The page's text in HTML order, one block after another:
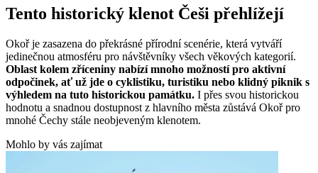
Tento historický klenot Češi přehlížejí
Okoř je zasazena do překrásné přírodní scenérie, která vytváří
jedinečnou atmosféru pro návštěvníky všech věkových kategorií.
Oblast kolem zříceniny nabízí mnoho možností pro aktivní
odpočinek, ať už jde o cyklistiku, turistiku nebo klidný piknik s
výhledem na tuto historickou památku. I přes svou historickou
hodnotu a snadnou dostupnost z hlavního města zůstává Okoř pro
mnohé Čechy stále neobjeveným klenotem.
Mohlo by vás zajímat